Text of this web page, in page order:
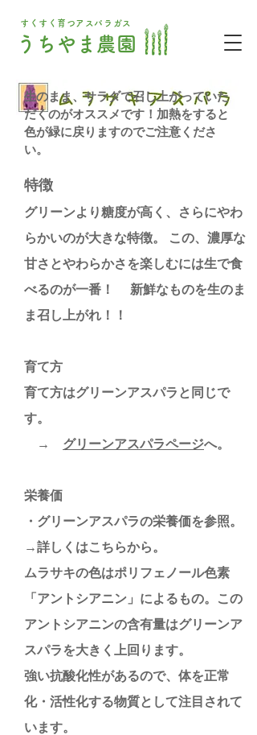
すくすく育つアスパラガス
うちやま農園
生のまま、サラダで召し上がっていた
だくのがオススメです！加熱をすると
色が緑に戻りますのでご注意くださ
い。
特徴
グリーンより糖度が高く、さらにやわ
らかいのが大きな特徴。 この、濃厚な
甘さとやわらかさを楽しむには生で食
べるのが一番！ 新鮮なものを生のま
ま召し上がれ！！
育て方
育て方はグリーンアスパラと同じで
す。
→ グリーンアスパラページへ。
栄養価
・グリーンアスパラの栄養価を参照。
→詳しくはこちらから。
ムラサキの色はポリフェノール色素
「アントシアニン」によるもの。この
アントシアニンの含有量はグリーンア
スパラを大きく上回ります。
強い抗酸化性があるので、体を正常
化・活性化する物質として注目されて
います。